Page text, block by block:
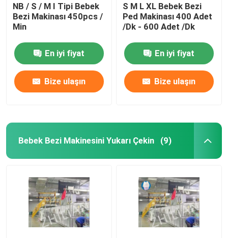
NB / S / M I Tipi Bebek
Bezi Makinası 450pcs /
Min
En iyi fiyat
Bize ulaşın
S M L XL Bebek Bezi
Ped Makinası 400 Adet
/Dk - 600 Adet /Dk
En iyi fiyat
Bize ulaşın
Bebek Bezi Makinesini Yukarı Çekin (9)